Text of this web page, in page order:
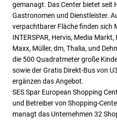
gemanagt. Das Center bietet seit
Gastronomen und Dienstleister.
verpachtbarer Fläche finden sich
INTERSPAR, Hervis, Media
Maxx, Müller, dm, Thalia, und
die 500 Quadratmeter große
sowie der Gratis Direkt-Bus von
ergänzen das Angebot.
SES Spar European Shopping
und Betreiber von Shopping-
managt das Unternehmen 32